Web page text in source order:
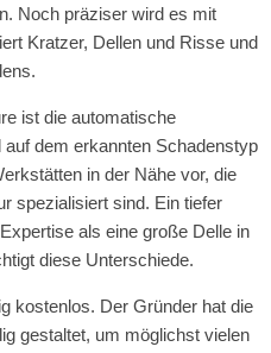
Noch präziser wird es mit
Kratzer, Dellen und Risse und
ist die automatische
dem erkannten Schadenstyp
in der Nähe vor, die
spezialisiert sind. Ein tiefer
als eine große Delle in
diese Unterschiede.
kostenlos. Der Gründer hat die
gestaltet, um möglichst vielen